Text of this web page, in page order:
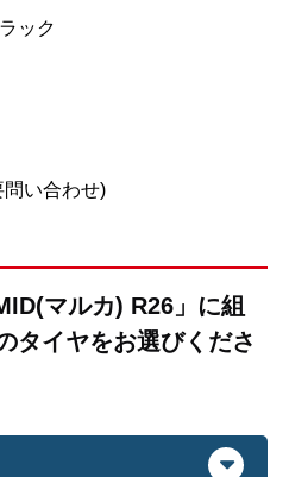
ック
い合わせ)
マルカ) R26」に組
タイヤをお選びくださ